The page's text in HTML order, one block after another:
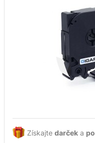
Získajte darček a